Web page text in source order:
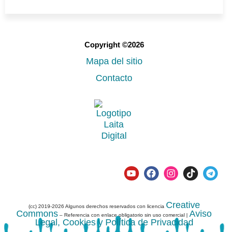
Copyright ©2026
Mapa del sitio
Contacto
(cc) 2019-2026 Algunos derechos reservados con licencia Creative
Commons – Referencia con enlace obligatorio sin uso comercial | Aviso
Legal, Cookies y Política de Privacidad